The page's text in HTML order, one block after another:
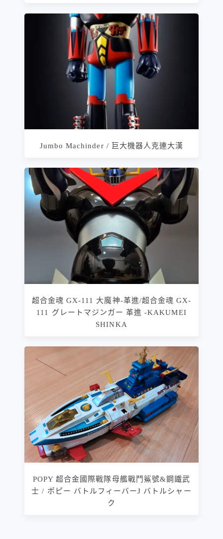
Jumbo Machinder / 巨大機器人克連大漢
超合金魂 GX-111 大魔神-革進/超合金魂 GX-
111 グレートマジンガー 革進 -KAKUMEI
SHINKA
POPY 超合金國際戰隊母艦戰鬥鯊號&鋼鐵武
士 / ポピー バトルフィーバーJ バトルシャー
ク